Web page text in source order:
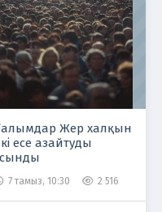
Жер халқын
есе азайтуды
7 тамыз, 10:30 2 516